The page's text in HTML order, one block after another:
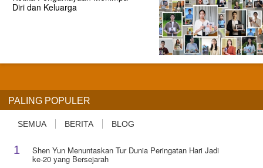
Diri dan Keluarga
PALING POPULER
SEMUA BERITA BLOG
1 Shen Yun Menuntaskan Tur Dunia Peringatan Hari Jadi
ke-20 yang Bersejarah